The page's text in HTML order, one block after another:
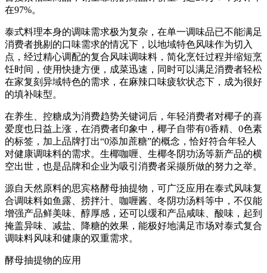
在97%。
泰式料理本身的调味需求极为复杂，在单一调味品已不能满足
消费者挑剔的口味需求的情况下，以地域特色风味作为切入
点，经过精心调配的复合风味调味料，简化烹饪过程并缩短烹
饪时间，使用快捷方便，成菜迅速，同时可以满足消费者轻松
在家复刻异域特色的需求，在麻辣口味疲软状态下，成为很好
的填补味型。
在养生、控糖成为消费趋势关键词后，年轻消费者对椰子的喜
爱度也日益上涨，在消费者印象中，椰子自带有0香精、0色素
的标签，加上品牌打出“0添加蔗糖”的概念，恰好符合年轻人
对健康调味料的需求。生椰咖喱、生椰冬阴功汤等新产品的横
空出世，也是品牌和企业为吸引消费者采撷所做的努力之举。
源自天然原料的思宾格酵母抽提物，可广泛应用在泰式风味复
合调味料如鱼露、捞拌汁、咖喱酱、冬阴功汤料等中，不仅能
增强产品鲜美味、醇厚感，还可以缓和产品咸味、酸味，起到
掩盖异味、减盐、降糖的效果，能极好地满足市场对泰式复合
调味料风味和健康的双重需求。
酵母抽提物的应用